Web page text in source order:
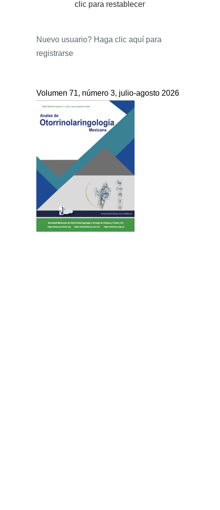
clic para restablecer
Nuevo usuario? Haga clic aquí para
registrarse
Volumen 71, número 3, julio-agosto 2026